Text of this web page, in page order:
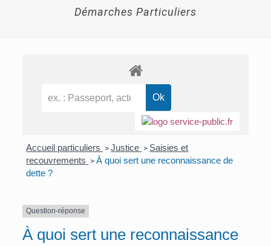
Démarches Particuliers
Accueil particuliers > Justice > Saisies et
recouvrements > À quoi sert une reconnaissance de
dette ?
Question-réponse
À quoi sert une reconnaissance